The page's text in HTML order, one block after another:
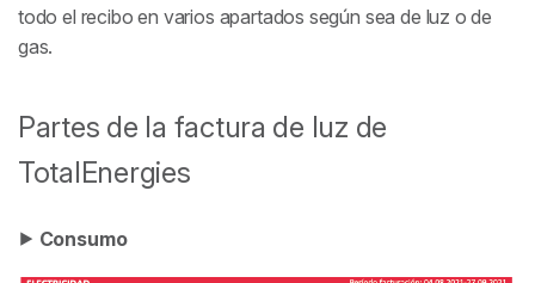
todo el recibo en varios apartados según sea de luz o de
gas.
Partes de la factura de luz de
TotalEnergies
⯈ Consumo